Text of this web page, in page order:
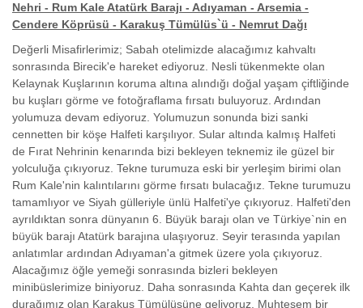
Nehri - Rum Kale Atatürk Barajı - Adıyaman - Arsemia -
Cendere Köprüsü - Karakuş Tümülüs`ü - Nemrut Dağı
Değerli Misafirlerimiz; Sabah otelimizde alacağımız kahvaltı
sonrasında Birecik'e hareket ediyoruz. Nesli tükenmekte olan
Kelaynak Kuşlarının koruma altına alındığı doğal yaşam çiftliğinde
bu kuşları görme ve fotoğraflama fırsatı buluyoruz. Ardından
yolumuza devam ediyoruz. Yolumuzun sonunda bizi sanki
cennetten bir köşe Halfeti karşılıyor. Sular altında kalmış Halfeti
de Fırat Nehrinin kenarında bizi bekleyen teknemiz ile güzel bir
yolculuğa çıkıyoruz. Tekne turumuza eski bir yerleşim birimi olan
Rum Kale'nin kalıntılarını görme fırsatı bulacağız. Tekne turumuzu
tamamlıyor ve Siyah gülleriyle ünlü Halfeti'ye çıkıyoruz. Halfeti'den
ayrıldıktan sonra dünyanın 6. Büyük barajı olan ve Türkiye`nin en
büyük barajı Atatürk barajına ulaşıyoruz. Seyir terasında yapılan
anlatımlar ardından Adıyaman'a gitmek üzere yola çıkıyoruz.
Alacağımız öğle yemeği sonrasında bizleri bekleyen
minibüslerimize biniyoruz. Daha sonrasında Kahta dan geçerek ilk
durağımız olan Karakuş Tümülüsüne geliyoruz. Muhteşem bir